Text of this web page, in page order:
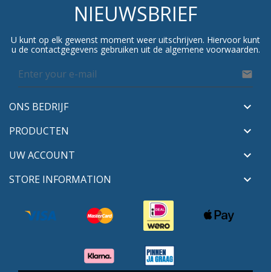
NIEUWSBRIEF
U kunt op elk gewenst moment weer uitschrijven. Hiervoor kunt
u de contactgegevens gebruiken uit de algemene voorwaarden.

ONS BEDRIJF 
PRODUCTEN 
UW ACCOUNT 
STORE INFORMATION 